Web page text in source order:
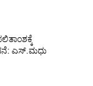
ಎಸ್.ಮಧು